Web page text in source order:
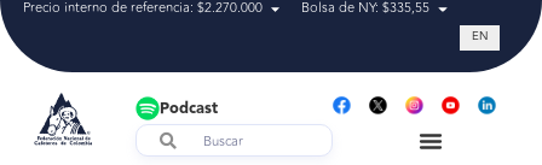
Precio interno de referencia: $2.270.000 Bolsa de NY: $335,55 Tasa de
EN
Podcast